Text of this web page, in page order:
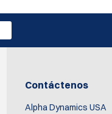
Contáctenos
Alpha Dynamics USA